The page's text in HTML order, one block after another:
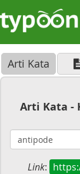
Arti Kata
Arti Kata -
Link: